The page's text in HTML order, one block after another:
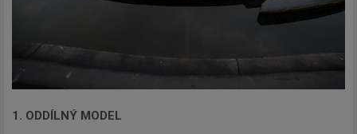
1. ODDÍLNÝ MODEL